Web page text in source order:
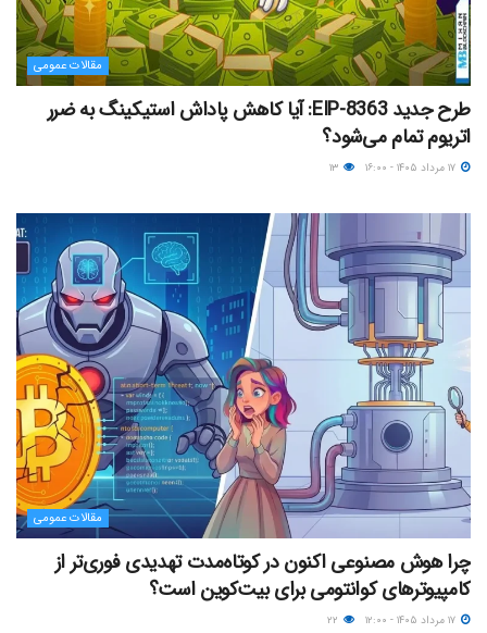
مقالات عمومی
طرح جدید EIP-8363: آیا کاهش پاداش استیکینگ به ضرر
اتریوم تمام می‌شود؟
مقالات عمومی
چرا هوش مصنوعی اکنون در کوتاه‌مدت تهدیدی فوری‌تر از
کامپیوترهای کوانتومی برای بیت‌کوین است؟